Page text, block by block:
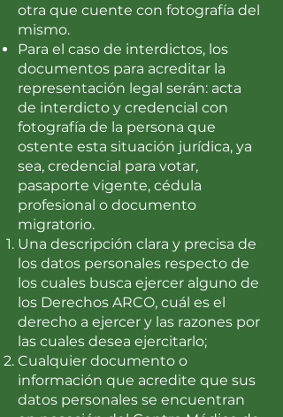
otra que cuente con fotografía del
mismo.
Para el caso de interdictos, los
documentos para acreditar la
representación legal serán: acta
de interdicto y credencial con
fotografía de la persona que
ostente esta situación jurídica, ya
sea, credencial para votar,
pasaporte vigente, cédula
profesional o documento
migratorio.
Una descripción clara y precisa de
los datos personales respecto de
los cuales busca ejercer alguno de
los Derechos ARCO, cuál es el
derecho a ejercer y las razones por
las cuales desea ejercitarlo;
Cualquier documento o
información que acredite que sus
datos personales se encuentran